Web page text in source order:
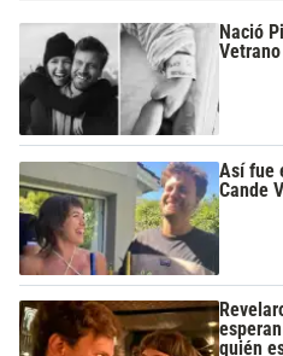
Nació
Así fue
Cande
quién